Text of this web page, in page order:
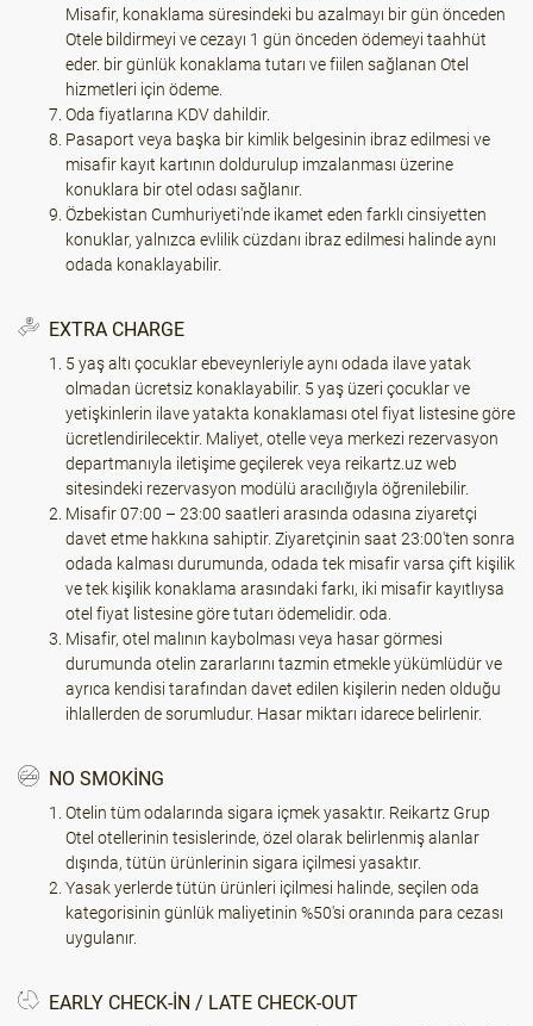
Misafir, konaklama süresindeki bu azalmayı bir gün önceden
Otele bildirmeyi ve cezayı 1 gün önceden ödemeyi taahhüt
eder. bir günlük konaklama tutarı ve fiilen sağlanan Otel
hizmetleri için ödeme.
Oda fiyatlarına KDV dahildir.
Pasaport veya başka bir kimlik belgesinin ibraz edilmesi ve
misafir kayıt kartının doldurulup imzalanması üzerine
konuklara bir otel odası sağlanır.
Özbekistan Cumhuriyeti'nde ikamet eden farklı cinsiyetten
konuklar, yalnızca evlilik cüzdanı ibraz edilmesi halinde aynı
odada konaklayabilir.
EXTRA CHARGE
5 yaş altı çocuklar ebeveynleriyle aynı odada ilave yatak
olmadan ücretsiz konaklayabilir. 5 yaş üzeri çocuklar ve
yetişkinlerin ilave yatakta konaklaması otel fiyat listesine göre
ücretlendirilecektir. Maliyet, otelle veya merkezi rezervasyon
departmanıyla iletişime geçilerek veya reikartz.uz web
sitesindeki rezervasyon modülü aracılığıyla öğrenilebilir.
Misafir 07:00 – 23:00 saatleri arasında odasına ziyaretçi
davet etme hakkına sahiptir. Ziyaretçinin saat 23:00'ten sonra
odada kalması durumunda, odada tek misafir varsa çift kişilik
ve tek kişilik konaklama arasındaki farkı, iki misafir kayıtlıysa
otel fiyat listesine göre tutarı ödemelidir. oda.
Misafir, otel malının kaybolması veya hasar görmesi
durumunda otelin zararlarını tazmin etmekle yükümlüdür ve
ayrıca kendisi tarafından davet edilen kişilerin neden olduğu
ihlallerden de sorumludur. Hasar miktarı idarece belirlenir.
NO SMOKING
Otelin tüm odalarında sigara içmek yasaktır. Reikartz Grup
Otel otellerinin tesislerinde, özel olarak belirlenmiş alanlar
dışında, tütün ürünlerinin sigara içilmesi yasaktır.
Yasak yerlerde tütün ürünleri içilmesi halinde, seçilen oda
kategorisinin günlük maliyetinin %50'si oranında para cezası
uygulanır.
EARLY CHECK-IN / LATE CHECK-OUT